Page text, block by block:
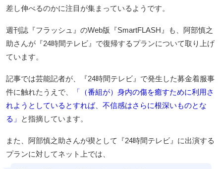
差し伸べるのかに注目が集まっているようです。
週刊誌『フラッシュ』のWeb版『SmartFLASH』も、阿部慎之
助さんが『24時間テレビ』で復帰するプランについて取り上げ
ています。
記事では芸能記者が、『24時間テレビ』で発生した募金着服事
件に触れたうえで、
「（番組が）身内の傷を癒すために利用さ
れようとしているとすれば、不信感はさらに根深いものとな
る」
と指摘しています。
また、阿部慎之助さんが禊として『24時間テレビ』に出演する
プランに対してネット上では、